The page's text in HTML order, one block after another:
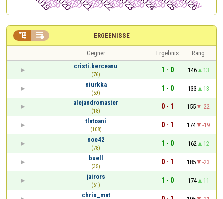
ERGEBNISSE
 
Gegner Ergebnis
Rang
cristi.berceanu
(76)
1 - 0 146
13
niurkka
(59)
1 - 0 133
13
alejandromaster
(18)
0 - 1 155
-22
tlatoani
(108)
0 - 1 174
-19
noe42
(78)
1 - 0 162
12
buell
(35)
0 - 1 185
-23
jairors
(61)
1 - 0 174
11
chris_mat